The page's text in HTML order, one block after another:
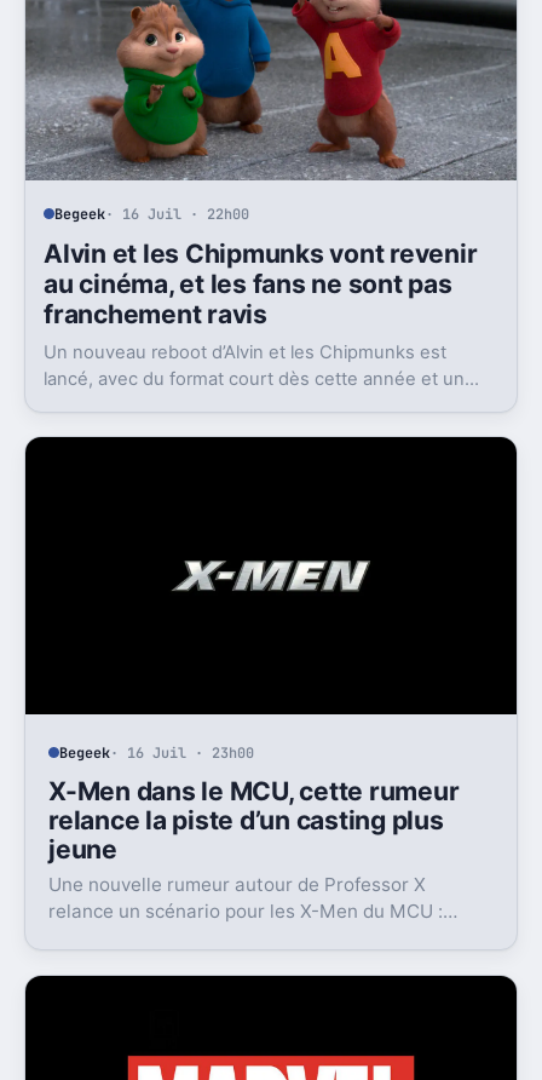
Begeek· 16 Juil · 22h00
Alvin et les Chipmunks vont revenir
au cinéma, et les fans ne sont pas
franchement ravis
Un nouveau reboot d’Alvin et les Chipmunks est
lancé, avec du format court dès cette année et un
du public.
Begeek· 16 Juil · 23h00
X-Men dans le MCU, cette rumeur
relance la piste d’un casting plus
jeune
Une nouvelle rumeur autour de Professor X
relance un scénario pour les X-Men du MCU :